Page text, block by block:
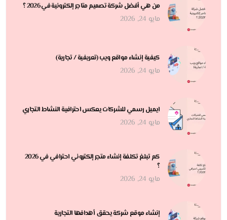
من هي أفضل شركة تصميم متاجر إلكترونية في 2026 ؟
مايو 24, 2026
كيفية إنشاء مواقع ويب (تعريفية / تجارية)
مايو 24, 2026
ايميل رسمي للشركات يعكس احترافية النشاط التجاري
مايو 24, 2026
كم تبلغ تكلفة إنشاء متجر إلكتروني احترافي في 2026
؟
مايو 24, 2026
إنشاء موقع شركة يحقق أهدافها التجارية